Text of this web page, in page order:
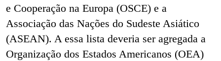
e Cooperação na Europa (OSCE) e a
Associação das Nações do Sudeste Asiático
(ASEAN). A essa lista deveria ser agregada a
Organização dos Estados Americanos (OEA)